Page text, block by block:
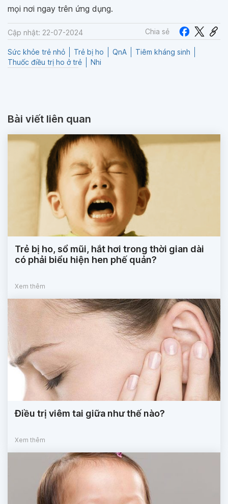
mọi nơi ngay trên ứng dụng.
Cập nhật: 22-07-2024 Chia sẻ
Sức khỏe trẻ nhỏ Trẻ bị ho QnA
Tiêm kháng sinh
Thuốc điều trị ho ở trẻ
Nhi
Bài viết liên quan
Trẻ bị ho, sổ mũi, hắt hơi trong thời gian dài
có phải biểu hiện hen phế quản?
Xem thêm
Điều trị viêm tai giữa như thế nào?
Xem thêm